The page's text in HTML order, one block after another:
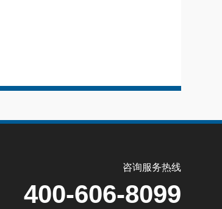
咨询服务热线
400-606-8099